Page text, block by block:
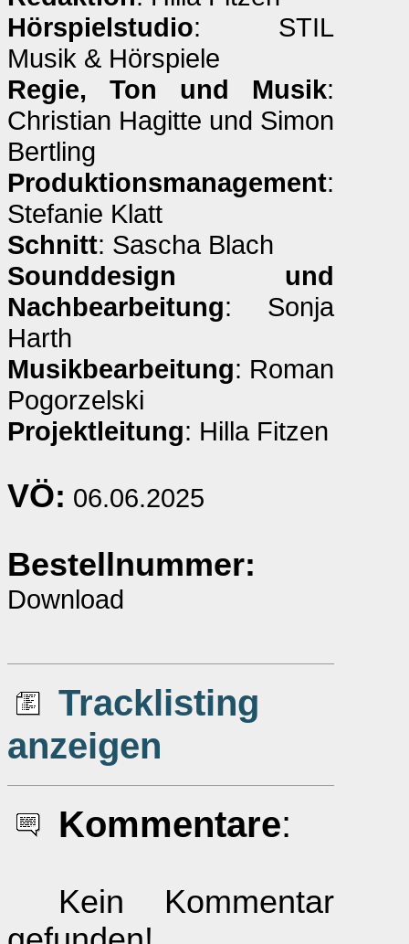
Hörspielstudio: STIL
Musik & Hörspiele
Regie, Ton und Musik:
Christian Hagitte und Simon
Bertling
Produktionsmanagement:
Stefanie Klatt
Schnitt: Sascha Blach
Sounddesign und
Nachbearbeitung: Sonja
Harth
Musikbearbeitung: Roman
Pogorzelski
Projektleitung: Hilla Fitzen
VÖ: 06.06.2025
Bestellnummer:
Download
Tracklisting
anzeigen
Kommentare:
Kein Kommentar